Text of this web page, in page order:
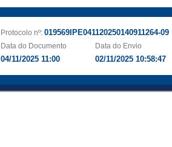
Protocolo nº: 019569IPE041120250140911264-09
Data do Documento
04/11/2025 11:00
Data do Envio
02/11/2025 10:58:47